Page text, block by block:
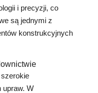
i precyzji, co
są jednymi z
konstrukcyjnych
szerokie
upraw. W